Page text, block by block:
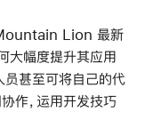
Lion 最新
大幅度提升其应用
员甚至可将自己的代
作，运用开发技巧